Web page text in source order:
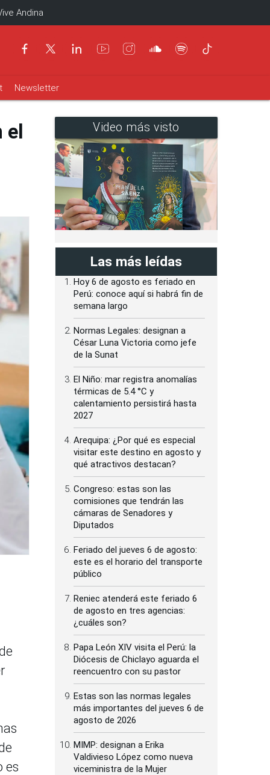
Andina
Newsletter
el
es
Video más visto
Las más leídas
Hoy 6 de agosto es feriado en
Perú: conoce aquí si habrá fin de
semana largo
Normas Legales: designan a
César Luna Victoria como jefe
de la Sunat
El Niño: mar registra anomalías
térmicas de 5.4 °C y
calentamiento persistirá hasta
2027
Arequipa: ¿Por qué es especial
visitar este destino en agosto y
qué atractivos destacan?
Congreso: estas son las
comisiones que tendrán las
cámaras de Senadores y
Diputados
Feriado del jueves 6 de agosto:
este es el horario del transporte
público
Reniec atenderá este feriado 6
de agosto en tres agencias:
¿cuáles son?
Papa León XIV visita el Perú: la
Diócesis de Chiclayo aguarda el
reencuentro con su pastor
Estas son las normas legales
más importantes del jueves 6 de
agosto de 2026
MIMP: designan a Erika
Valdivieso López como nueva
viceministra de la Mujer